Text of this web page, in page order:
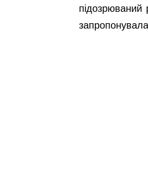
підозрюваний